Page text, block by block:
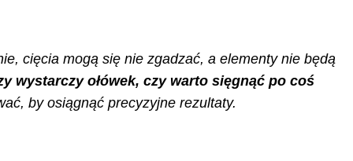
cięcia mogą się nie zgadzać, a elementy nie będą
wystarczy ołówek, czy warto sięgnąć po coś
by osiągnąć precyzyjne rezultaty.